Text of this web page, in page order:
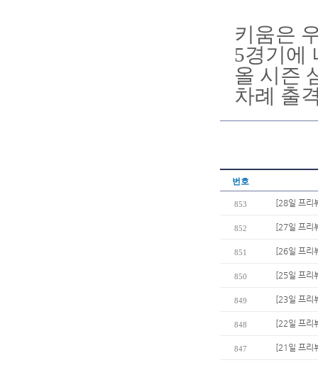
키움은
5경기에
올 시즌
차례 출
번호
853 [28일 프리
852 [27일 프리
851 [26일 프리
850 [25일 프리
849 [23일 프리
848 [22일 프리
847 [21일 프리